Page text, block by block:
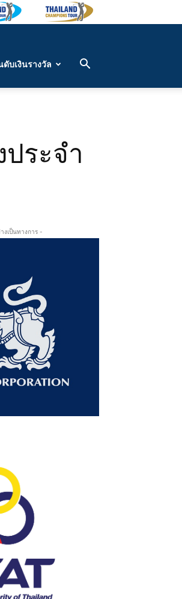
ดับเงินรางวัล
ระจำ
งเป็นทางการ -